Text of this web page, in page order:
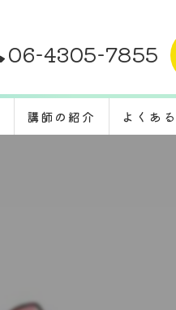
06-4305-7855
講師の紹介 よくあ